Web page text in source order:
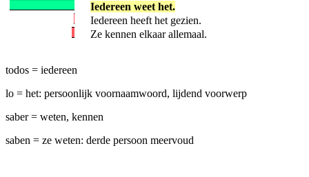
Iedereen weet het.
Iedereen heeft het gezien.
Ze kennen elkaar allemaal.
todos = iedereen
lo = het: persoonlijk voornaamwoord, lijdend voorwerp
saber = weten, kennen
saben = ze weten: derde persoon meervoud